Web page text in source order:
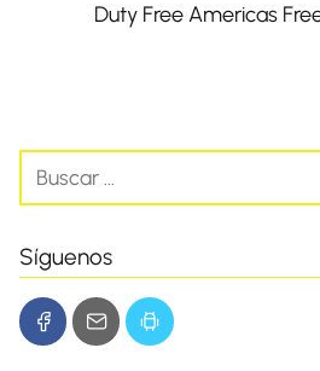
Duty Free Americas
Síguenos